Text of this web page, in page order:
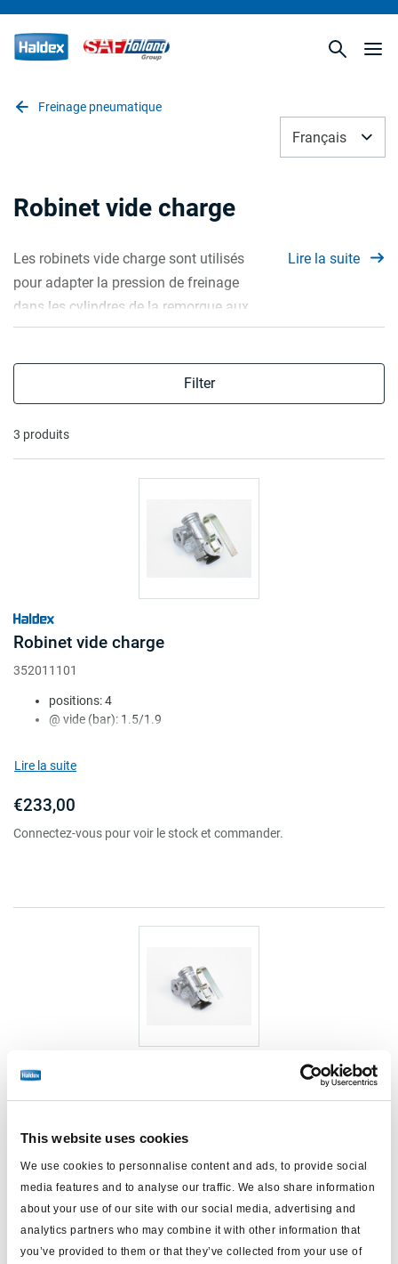
This website uses cookies
We use cookies to personnalise content and ads, to provide social
media features and to analyse our traffic. We also share information
about your use of our site with our social media, advertising and
analytics partners who may combine it with other information that
you’ve provided to them or that they’ve collected from your use of
Freinage pneumatique
Français
Robinet vide charge
Les robinets vide charge sont utilisés
pour adapter la pression de freinage
dans les cylindres de la remorque aux
conditions de charge.
Lire la suite
Filter
3 produits
Robinet vide charge
352011101
positions: 4
@ vide (bar): 1.5/1.9
nombre. de conduites: simple circuit + simple/double circuit
Lire la suite
€233,00
Connectez-vous pour voir le stock et commander.
@ vide (bar): 2.0/2.5
@ 1/2 (bar): 4.0/4.5
position de relâchement: avec
nombre. de conduites: deux conduite
Lire la suite
€198,00